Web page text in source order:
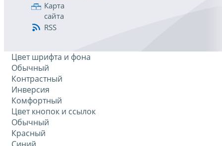
Карта
сайта
RSS
Цвет шрифта и фона
Обычный
Контрастный
Инверсия
Комфортный
Цвет кнопок и ссылок
Обычный
Красный